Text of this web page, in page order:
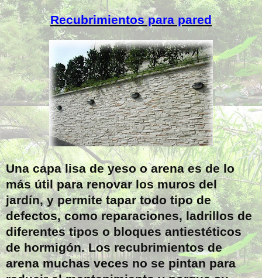
Recubrimientos para pared
Una capa lisa de yeso o arena es de lo
más útil para renovar los muros del
jardín, y permite tapar todo tipo de
defectos, como reparaciones, ladrillos de
diferentes tipos o bloques antiestéticos
de hormigón. Los recubrimientos de
arena muchas veces no se pintan para